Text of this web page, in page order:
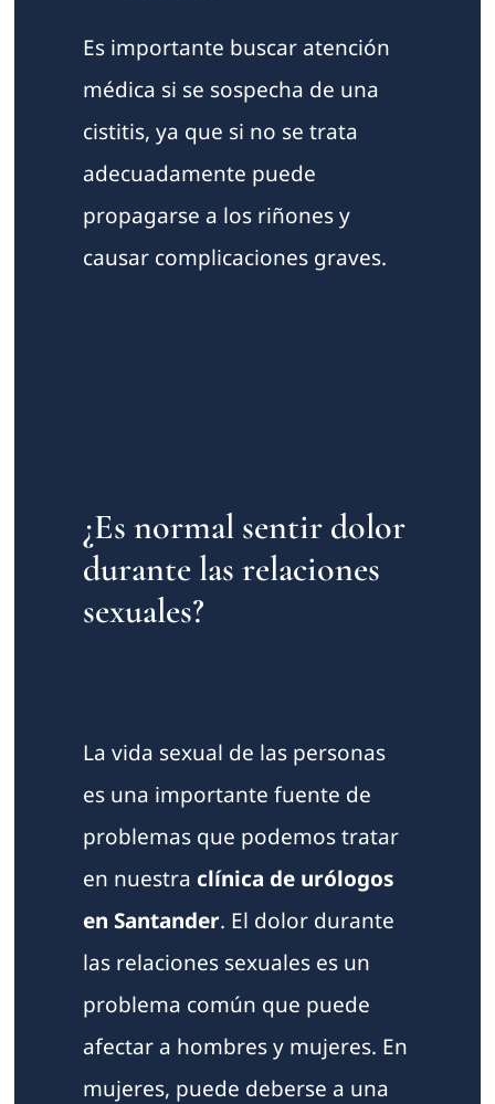
Es importante buscar atención
médica si se sospecha de una
cistitis, ya que si no se trata
adecuadamente puede
propagarse a los riñones y
causar complicaciones graves.
¿Es normal sentir dolor
durante las relaciones
sexuales?
La vida sexual de las personas
es una importante fuente de
problemas que podemos tratar
en nuestra clínica de urólogos
en Santander. El dolor durante
las relaciones sexuales es un
problema común que puede
afectar a hombres y mujeres. En
mujeres, puede deberse a una